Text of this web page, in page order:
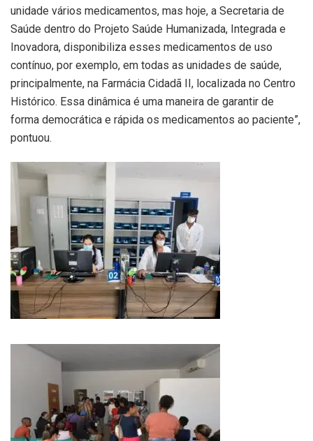
unidade vários medicamentos, mas hoje, a Secretaria de
Saúde dentro do Projeto Saúde Humanizada, Integrada e
Inovadora, disponibiliza esses medicamentos de uso
contínuo, por exemplo, em todas as unidades de saúde,
principalmente, na Farmácia Cidadã II, localizada no Centro
Histórico. Essa dinâmica é uma maneira de garantir de
forma democrática e rápida os medicamentos ao paciente”,
pontuou.